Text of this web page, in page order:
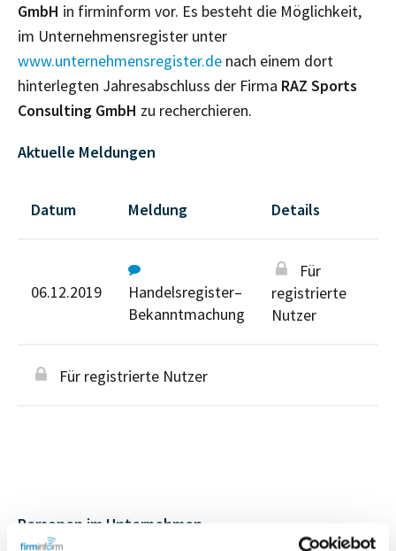
GmbH in firminform vor. Es besteht die Möglichkeit,
im Unternehmensregister unter
www.unternehmensregister.de nach einem dort
hinterlegten Jahresabschluss der Firma RAZ Sports
Consulting GmbH zu recherchieren.
Aktuelle Meldungen
Datum Meldung Details
06.12.2019
Handelsregister–
Bekanntmachung
Für
registrierte
Nutzer
Für registrierte Nutzer
Personen im Unternehmen